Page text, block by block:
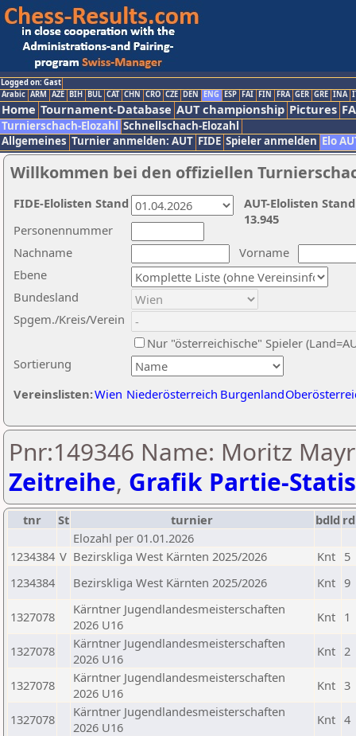
Logged on: Gast
Arabic ARM AZE BIH BUL CAT CHN CRO CZE DEN ENG ESP FAI FIN FRA GER GRE INA
Home Tournament-Database AUT championship Pictures
Turnierschach-Elozahl Schnellschach-Elozahl
Allgemeines Turnier anmelden: AUT FIDE Spieler anmelden Elo
Willkommen bei den offiziellen
Nachname
Vorname
Ebene
Sortierung
Personennummer
Bundesland
Spgem./Kreis/Verein
Nur "österreichische" Spieler
Vereinslisten:Wien Niederösterreich Burgenland
AUT-Elolisten
13.945
FIDE-Elolisten Stand
Pnr:149346 Name: Moritz
Zeitreihe, Grafik Partie-
tnr St turnier bdld rd
Elozahl per 01.01.2026
1234384 V Bezirskliga West Kärnten 2025/2026 Knt 5
1234384
Bezirskliga West Kärnten 2025/2026 Knt 9
1327078
Kärntner Jugendlandesmeisterschaften
2026 U16
Knt 1
1327078
Kärntner Jugendlandesmeisterschaften
2026 U16
Knt 2
1327078
Kärntner Jugendlandesmeisterschaften
2026 U16
Knt 3
1327078
Kärntner Jugendlandesmeisterschaften
2026 U16
Knt 4